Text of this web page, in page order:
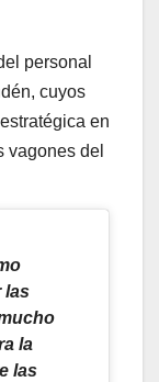
personal
cuyos
en
vagones del
las
la
las